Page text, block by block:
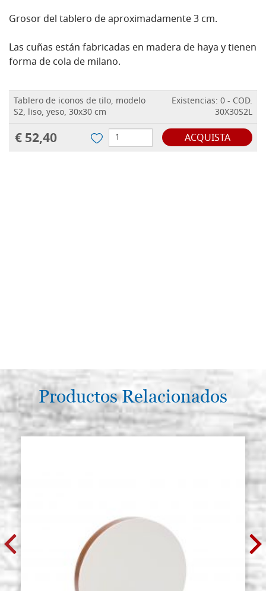
Grosor del tablero de aproximadamente 3 cm.
Las cuñas están fabricadas en madera de haya y tienen
forma de cola de milano.
Tablero de iconos de tilo, modelo
S2, liso, yeso, 30x30 cm
Existencias: 0 - COD.
30X30S2L
€ 52,40 ACQUISTA
Productos Relacionados